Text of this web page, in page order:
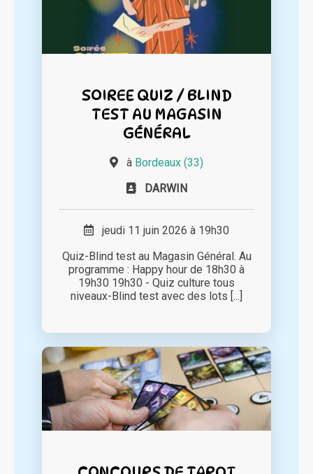
SOIREE QUIZ / BLIND
TEST AU MAGASIN
GÉNÉRAL
à Bordeaux (33)
DARWIN
jeudi 11 juin 2026 à 19h30
Quiz-Blind test au Magasin Général. Au
programme : Happy hour de 18h30 à
19h30 19h30 - Quiz culture tous
niveaux-Blind test avec des lots [...]